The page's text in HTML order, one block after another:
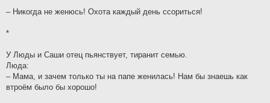
– Никогда не женюсь! Охота каждый день ссориться!
*
У Люды и Саши отец пьянствует, тиранит семью.
Люда:
– Мама, и зачем только ты на папе женилась! Нам бы знаешь как
втроём было бы хорошо!